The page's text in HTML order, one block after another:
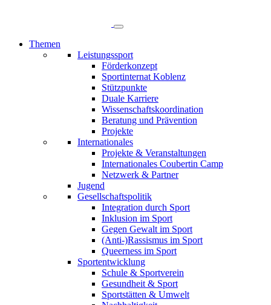
Hauptnavigation
Themen
Leistungssport
Förderkonzept
Sportinternat Koblenz
Stützpunkte
Duale Karriere
Wissenschaftskoordination
Beratung und Prävention
Projekte
Internationales
Projekte & Veranstaltungen
Internationales Coubertin Camp
Netzwerk & Partner
Jugend
Gesellschaftspolitik
Integration durch Sport
Inklusion im Sport
Gegen Gewalt im Sport
(Anti-)Rassismus im Sport
Queerness im Sport
Sportentwicklung
Schule & Sportverein
Gesundheit & Sport
Sportstätten & Umwelt